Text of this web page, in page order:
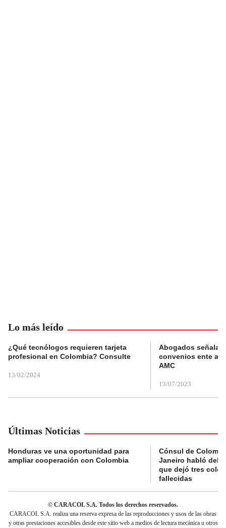
Lo más leído
¿Qué tecnólogos requieren tarjeta
profesional en Colombia? Consulte
13/02/2024
Abogados
convenios ente
AMC
13/07/2023
Últimas Noticias
Honduras ve una oportunidad para
ampliar cooperación con Colombia
Cónsul de
Janeiro habló del
que dejó tres
fallecidas
© CARACOL S.A. Todos los derechos reservados.
CARACOL S.A. realiza una reserva expresa de las reproducciones y usos de las obras
y otras prestaciones accesibles desde este sitio web a medios de lectura mecánica u otros